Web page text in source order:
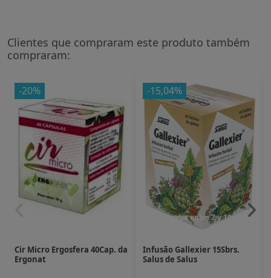
Clientes que compraram este produto também
compraram:
-20%
Entrega entre 7 y 10 dias
Cir Micro Ergosfera 40Cap. da
Ergonat
-15,04%
Entrega entre 7 y 10 dias
Infusão Gallexier 15Sbrs.
Salus de Salus